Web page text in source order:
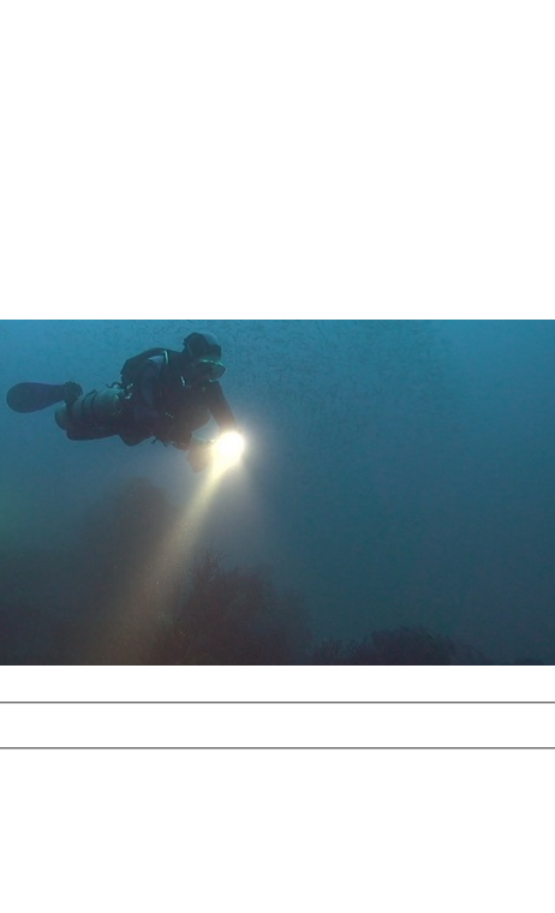
neues Forensystem
erreichbar.
aufgrund der